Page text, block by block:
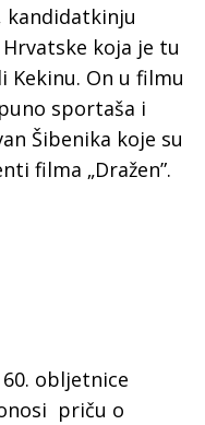
kandidatkinju
Hrvatske koja je tu
On u filmu
sportaša i
Šibenika koje su
filma „Dražen”.
obljetnice
priču o